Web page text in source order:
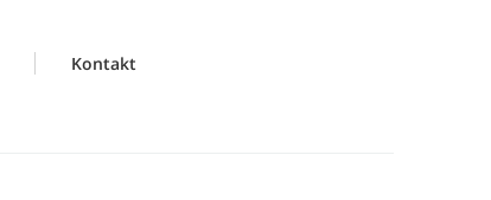
Kontakt